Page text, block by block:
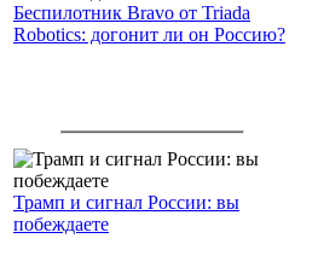
Беспилотник Bravo от Triada
Robotics: догонит ли он Россию?
Трамп и сигнал России: вы
побеждаете